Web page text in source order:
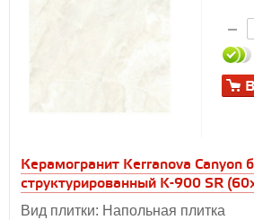
Керамогранит Kerranova Canyon
структурированный K-900 SR
Вид плитки: Напольная плитка